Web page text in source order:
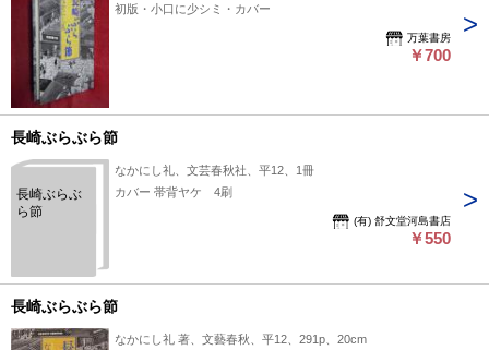
初版・小口に少シミ・カバー
万葉書房
￥700
長崎ぶらぶら節
長崎ぶらぶ
ら節
なかにし礼、文芸春秋社、平12、1冊
カバー 帯背ヤケ 4刷
(有) 舒文堂河島書店
￥550
長崎ぶらぶら節
なかにし礼 著、文藝春秋、平12、291p、20cm